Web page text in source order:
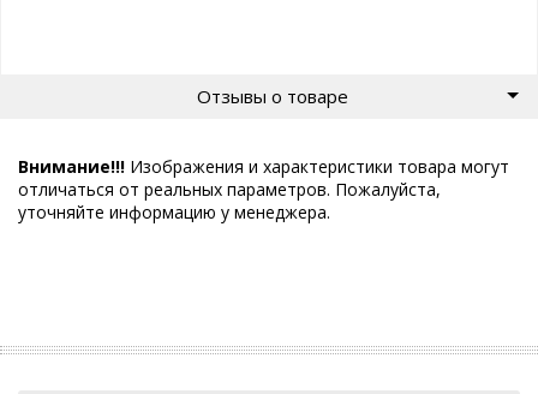
Отзывы о товаре
Внимание!!! Изображения и характеристики товара могут
отличаться от реальных параметров. Пожалуйста,
уточняйте информацию у менеджера.